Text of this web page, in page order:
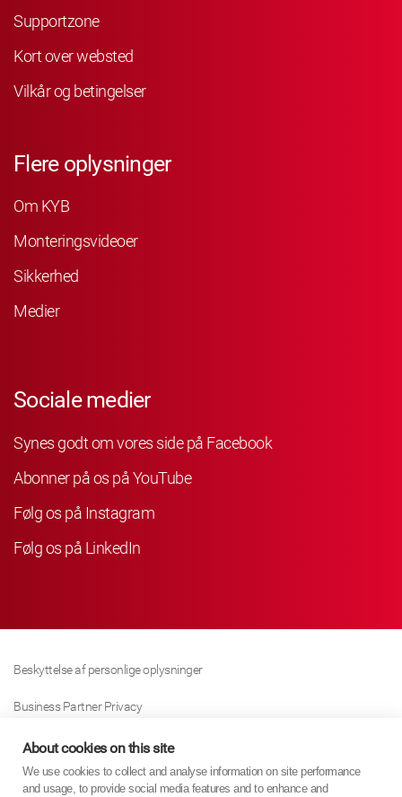
Supportzone
Kort over websted
Vilkår og betingelser
Flere oplysninger
Om KYB
Monteringsvideoer
Sikkerhed
Medier
Sociale medier
Synes godt om vores side på Facebook
Abonner på os på YouTube
Følg os på Instagram
Følg os på LinkedIn
Beskyttelse af personlige oplysninger
Business Partner Privacy
Cookie Politik
Modern Slavery Act Policy
About cookies on this site
We use cookies to collect and analyse information on site performance
and usage, to provide social media features and to enhance and